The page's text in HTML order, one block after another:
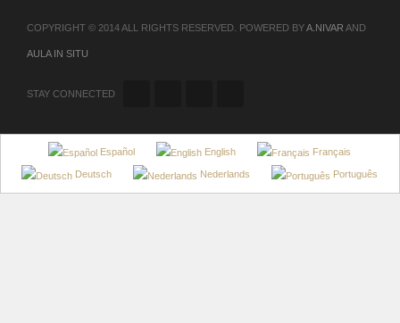
COPYRIGHT © 2014 ALL RIGHTS RESERVED. POWERED BYA.NIVAR AND
AULA IN SITU
STAY CONNECTED
Español English Français
Deutsch Nederlands Português